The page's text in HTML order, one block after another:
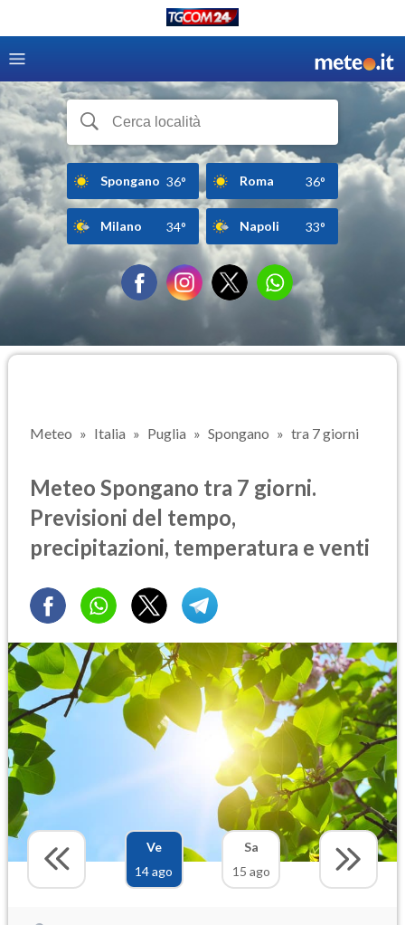
Spongano 36° Roma 36°
Milano 34° Napoli 33°
Meteo Italia Puglia Spongano tra 7 giorni
Meteo Spongano tra 7 giorni.
Previsioni del tempo,
precipitazioni, temperatura e venti
Ve
14 ago
Sa
15 ago